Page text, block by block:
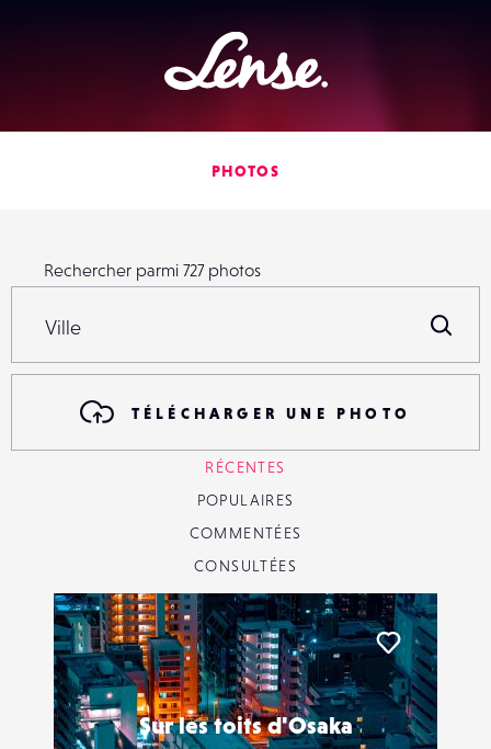
Lense
PHOTOS
Rechercher parmi 727photos
TÉLÉCHARGER UNE PHOTO
RÉCENTES
POPULAIRES
COMMENTÉES
CONSULTÉES
Sur les toits d'Osaka
Liker